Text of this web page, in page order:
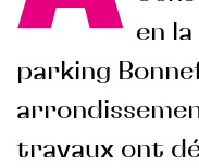
Actions engagées
FONDS DE
en
parking
travaux ont